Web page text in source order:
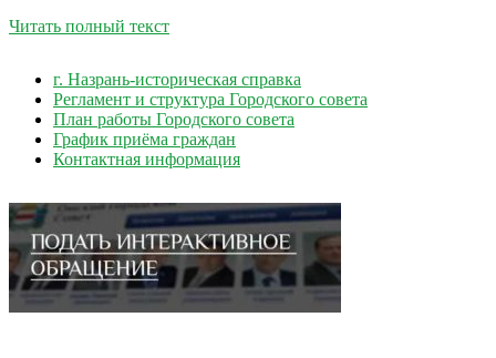
Читать полный текст
г. Назрань-историческая справка
Регламент и структура Городского совета
План работы Городского совета
График приёма граждан
Контактная информация